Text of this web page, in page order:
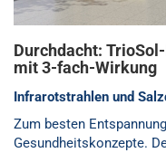
Durchdacht:
mit 3-fach-Wirkung
Infrarotstrahlen und
Zum besten
Gesundheitskonzepte.